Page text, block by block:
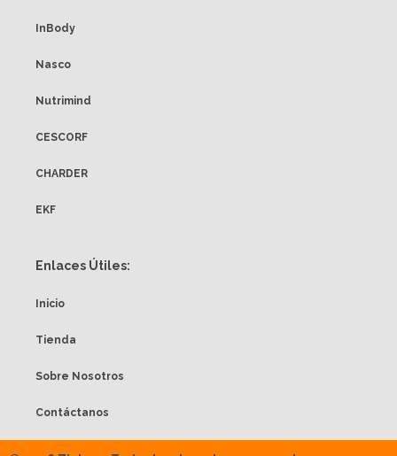
InBody
Nasco
Nutrimind
CESCORF
CHARDER
EKF
Enlaces Útiles:
Inicio
Tienda
Sobre Nosotros
Contáctanos